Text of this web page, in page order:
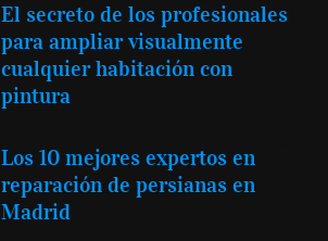
El secreto de los profesionales
para ampliar visualmente
cualquier habitación con
pintura
Los 10 mejores expertos en
reparación de persianas en
Madrid